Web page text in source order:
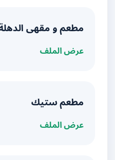
مطعم و مقهى الدهلة
عرض الملف
مطعم ستيك
عرض الملف